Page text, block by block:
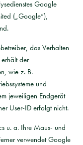
Google
(„Google“),
das Verhalten
der
wie z. B.
und
jeweiligen Endgerät
User-ID erfolgt nicht.
u. a. Ihre Maus- und
verwendet Google